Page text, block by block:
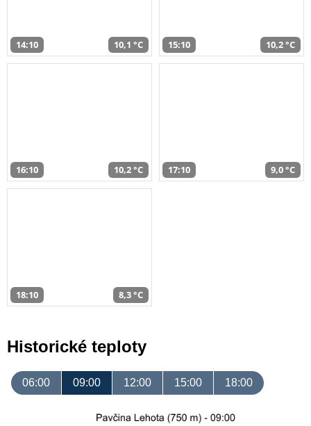
14:10 10,1 °C 15:10 10,2 °C
16:10 10,2 °C 17:10 9,0 °C
18:10 8,3 °C
Historické teploty
06:00 09:00 12:00 15:00 18:00